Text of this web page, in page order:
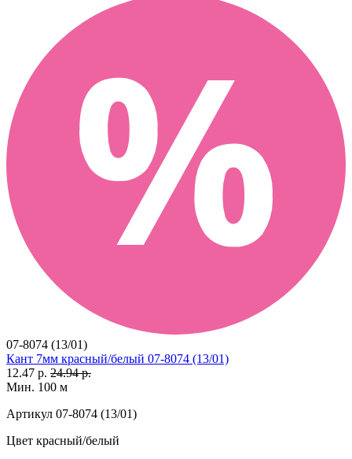
07-8074 (13/01)
Кант 7мм красный/белый 07-8074 (13/01)
12.47 р. 24.94 р.
Мин. 100 м
Артикул 07-8074 (13/01)
Цвет красный/белый